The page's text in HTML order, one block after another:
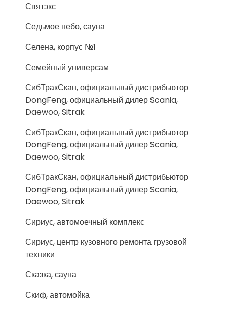
Святэкс
Седьмое небо, сауна
Селена, корпус №1
Семейный универсам
СибТракСкан, официальный дистрибьютор
DongFeng, официальный дилер Scania,
Daewoo, Sitrak
СибТракСкан, официальный дистрибьютор
DongFeng, официальный дилер Scania,
Daewoo, Sitrak
СибТракСкан, официальный дистрибьютор
DongFeng, официальный дилер Scania,
Daewoo, Sitrak
Сириус, автомоечный комплекс
Сириус, центр кузовного ремонта грузовой
техники
Сказка, сауна
Скиф, автомойка